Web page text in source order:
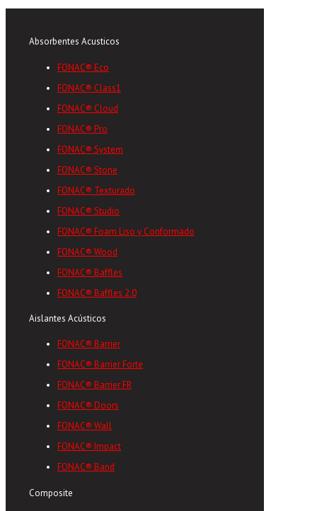
Absorbentes Acusticos
FONAC® Eco
FONAC® Class1
FONAC® Cloud
FONAC® Pro
FONAC® System
FONAC® Stone
FONAC® Texturado
FONAC® Studio
FONAC® Foam Liso y Conformado
FONAC® Wood
FONAC® Baffles
FONAC® Baffles 2.0
Aislantes Acústicos
FONAC® Barrier
FONAC® Barrier Forte
FONAC® Barrier FR
FONAC® Doors
FONAC® Wall
FONAC® Impact
FONAC® Band
Composite